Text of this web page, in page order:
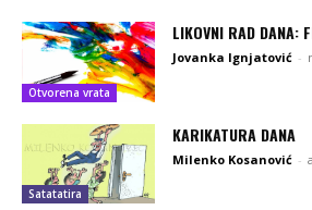
Otvorena vrata
LIKOVNI RAD DANA:
Jovanka Ignjatović -
Satatatira
KARIKATURA DANA
Milenko Kosanović -